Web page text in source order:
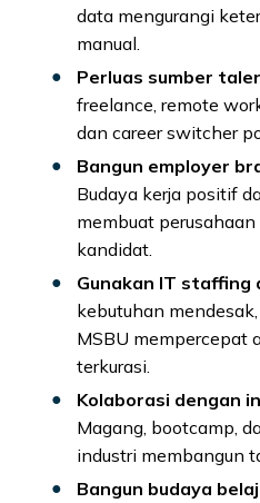
data mengurangi
manual.
Perluas sumber
freelance, remote
dan career switcher
Bangun employer
Budaya kerja positif
membuat
kandidat.
Gunakan IT staffing
kebutuhan
MSBU mempercepat
terkurasi.
Kolaborasi dengan
Magang, bootcamp,
industri membangun
Bangun budaya